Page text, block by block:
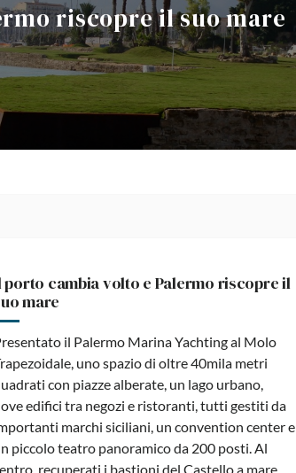
riscopre il suo mare
porto cambia volto e Palermo riscopre il
mare
il Palermo Marina Yachting al Molo
uno spazio di oltre 40mila metri
con piazze alberate, un lago urbano,
edifici tra negozi e ristoranti, tutti gestiti da
marchi siciliani, un convention center e
piccolo teatro panoramico da 200 posti. Al
recuperati i bastioni del Castello a mare